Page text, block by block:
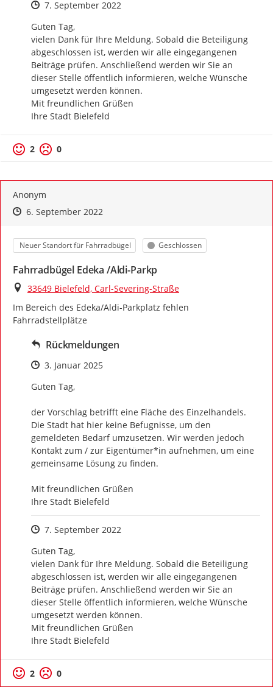
Zeitpunkt des Erstellens
7. September 2022
Guten Tag,
vielen Dank für Ihre Meldung. Sobald die Beteiligung
abgeschlossen ist, werden wir alle eingegangenen
Beiträge prüfen. Anschließend werden wir Sie an
dieser Stelle öffentlich informieren, welche Wünsche
umgesetzt werden können.
Mit freundlichen Grüßen
Ihre Stadt Bielefeld
Positive Bewertung
2 Negative Bewertung
0
Anonym
Zeitpunkt des Erstellens
Zeitpunkt des Erstellens
6. September 2022Zur Äußerung
Kategorie
Neuer Standort für Fahrradbügel Status
Geschlossen
Fahrradbügel Edeka /Aldi-Parkp
Ort
33649 Bielefeld, Carl-Severing-Straße
Im Bereich des Edeka/Aldi-Parkplatz fehlen
Fahrradstellplätze
Rückmeldungen
Zeitpunkt des Erstellens
3. Januar 2025
Guten Tag,
der Vorschlag betrifft eine Fläche des Einzelhandels.
Die Stadt hat hier keine Befugnisse, um den
gemeldeten Bedarf umzusetzen. Wir werden jedoch
Kontakt zum / zur Eigentümer*in aufnehmen, um eine
gemeinsame Lösung zu finden.
Mit freundlichen Grüßen
Ihre Stadt Bielefeld
Zeitpunkt des Erstellens
7. September 2022
Guten Tag,
vielen Dank für Ihre Meldung. Sobald die Beteiligung
abgeschlossen ist, werden wir alle eingegangenen
Beiträge prüfen. Anschließend werden wir Sie an
dieser Stelle öffentlich informieren, welche Wünsche
umgesetzt werden können.
Mit freundlichen Grüßen
Ihre Stadt Bielefeld
Positive Bewertung
2 Negative Bewertung
0